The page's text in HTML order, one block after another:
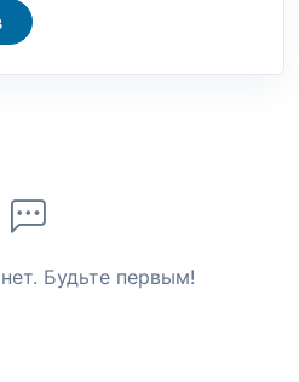
Будьте первым!